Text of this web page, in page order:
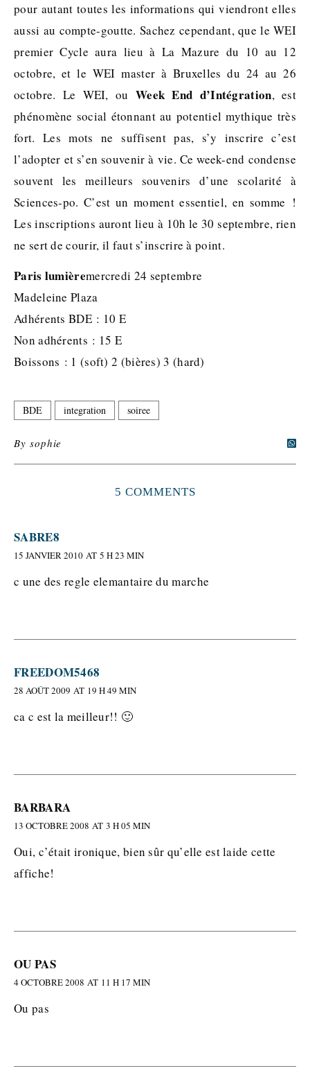
pour autant toutes les informations qui viendront elles
aussi au compte-goutte. Sachez cependant, que le WEI
premier Cycle aura lieu à La Mazure du 10 au 12
octobre, et le WEI master à Bruxelles du 24 au 26
octobre. Le WEI, ou Week End d’Intégration, est
phénomène social étonnant au potentiel mythique très
fort. Les mots ne suffisent pas, s’y inscrire c’est
l’adopter et s’en souvenir à vie. Ce week-end condense
souvent les meilleurs souvenirs d’une scolarité à
Sciences-po. C’est un moment essentiel, en somme !
Les inscriptions auront lieu à 10h le 30 septembre, rien
ne sert de courir, il faut s’inscrire à point.
Paris lumièremercredi 24 septembre
Madeleine Plaza
Adhérents BDE : 10 E
Non adhérents : 15 E
Boissons : 1 (soft) 2 (bières) 3 (hard)
BDE integration soiree
Bysophie
5 COMMENTS
SABRE8
15 JANVIER 2010 AT 5 H 23 MIN
c une des regle elemantaire du marche
FREEDOM5468
28 AOÛT 2009 AT 19 H 49 MIN
ca c est la meilleur!! 🙂
BARBARA
13 OCTOBRE 2008 AT 3 H 05 MIN
Oui, c’était ironique, bien sûr qu’elle est laide cette
affiche!
OU PAS
4 OCTOBRE 2008 AT 11 H 17 MIN
Ou pas